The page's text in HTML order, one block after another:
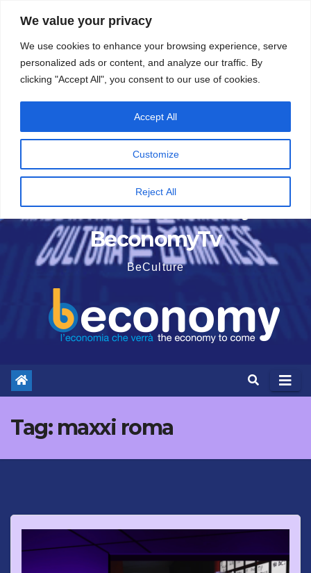
We value your privacy
We use cookies to enhance your browsing experience, serve
personalized ads or content, and analyze our traffic. By
clicking "Accept All", you consent to our use of cookies.
Customize
Reject All
Accept All
contenuto
5 Agosto 2026
BeconomyTv
BeCulture
Tag: maxxi roma